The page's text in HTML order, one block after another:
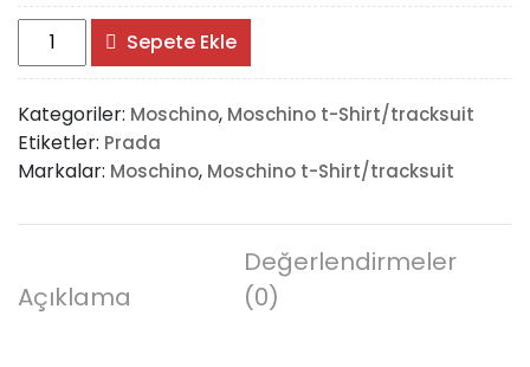
Moschino
Teddy
Cap
Unisex
adet
Sepete Ekle
Kategoriler: Moschino, Moschino t-Shirt/tracksuit
Etiketler: Prada
Markalar: Moschino, Moschino t-Shirt/tracksuit
Açıklama
Değerlendirmeler
(0)